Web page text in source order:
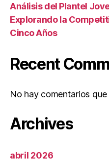
Análisis del Plantel
Explorando la
Cinco Años
Recent
No hay comentarios que
Archives
abril 2026